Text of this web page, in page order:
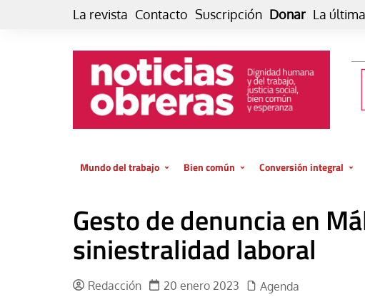
La revista Contacto Suscripción Donar La
Mundo del trabajo
El trabajo es para la vida
GlobalizAcción
MMTC
Bien común
Economía
Conversión integral
de vida… es posible
El cuidado de la creación
Experiencia
Cultura
Gesto de denuncia en
siniestralidad laboral
Redacción 20 enero 2023 Agenda